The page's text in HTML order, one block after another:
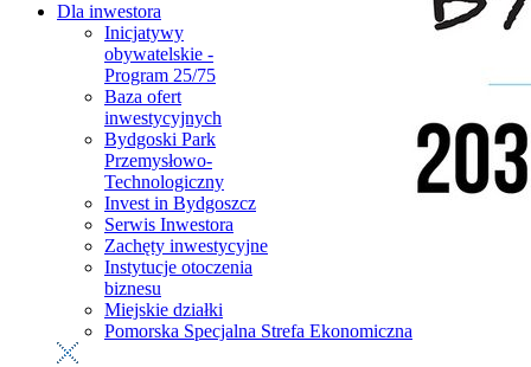
Dla inwestora
Inicjatywy
obywatelskie -
Program 25/75
Baza ofert
inwestycyjnych
Bydgoski Park
Przemysłowo-
Technologiczny
Invest in Bydgoszcz
Serwis Inwestora
Zachęty inwestycyjne
Instytucje otoczenia
biznesu
Miejskie działki
Pomorska Specjalna Strefa Ekonomiczna